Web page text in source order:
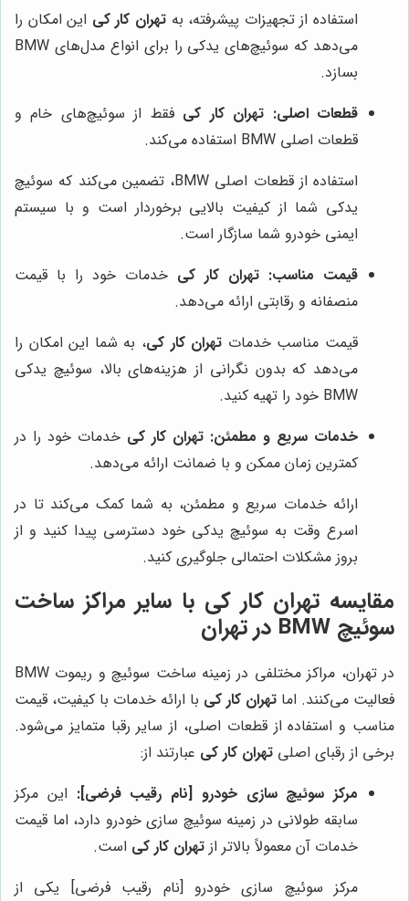
استفاده از تجهیزات پیشرفته، به تهران کار کی این امکان را
می‌دهد که سوئیچ‌های یدکی را برای انواع مدل‌های BMW
بسازد.
قطعات اصلی: تهران کار کی فقط از سوئیچ‌های خام و
قطعات اصلی BMW استفاده می‌کند.
استفاده از قطعات اصلی BMW، تضمین می‌کند که سوئیچ
یدکی شما از کیفیت بالایی برخوردار است و با سیستم
ایمنی خودرو شما سازگار است.
قیمت مناسب: تهران کار کی خدمات خود را با قیمت
منصفانه و رقابتی ارائه می‌دهد.
قیمت مناسب خدمات تهران کار کی، به شما این امکان را
می‌دهد که بدون نگرانی از هزینه‌های بالا، سوئیچ یدکی
BMW خود را تهیه کنید.
خدمات سریع و مطمئن: تهران کار کی خدمات خود را در
کمترین زمان ممکن و با ضمانت ارائه می‌دهد.
ارائه خدمات سریع و مطمئن، به شما کمک می‌کند تا در
اسرع وقت به سوئیچ یدکی خود دسترسی پیدا کنید و از
بروز مشکلات احتمالی جلوگیری کنید.
مقایسه تهران کار کی با سایر مراکز ساخت
سوئیچ BMW در تهران
در تهران، مراکز مختلفی در زمینه ساخت سوئیچ و ریموت BMW
فعالیت می‌کنند. اما تهران کار کی با ارائه خدمات با کیفیت، قیمت
مناسب و استفاده از قطعات اصلی، از سایر رقبا متمایز می‌شود.
برخی از رقبای اصلی تهران کار کی عبارتند از:
مرکز سوئیچ سازی خودرو [نام رقیب فرضی]: این مرکز
سابقه طولانی در زمینه سوئیچ سازی خودرو دارد، اما قیمت
خدمات آن معمولاً بالاتر از تهران کار کی است.
مرکز سوئیچ سازی خودرو [نام رقیب فرضی] یکی از